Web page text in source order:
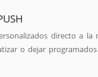
directo a la
o dejar